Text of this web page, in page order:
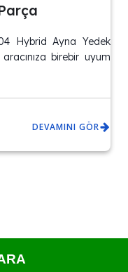
Hybrid Ayna Yedek
birebir uyum
DEVAMINI GÖR
and